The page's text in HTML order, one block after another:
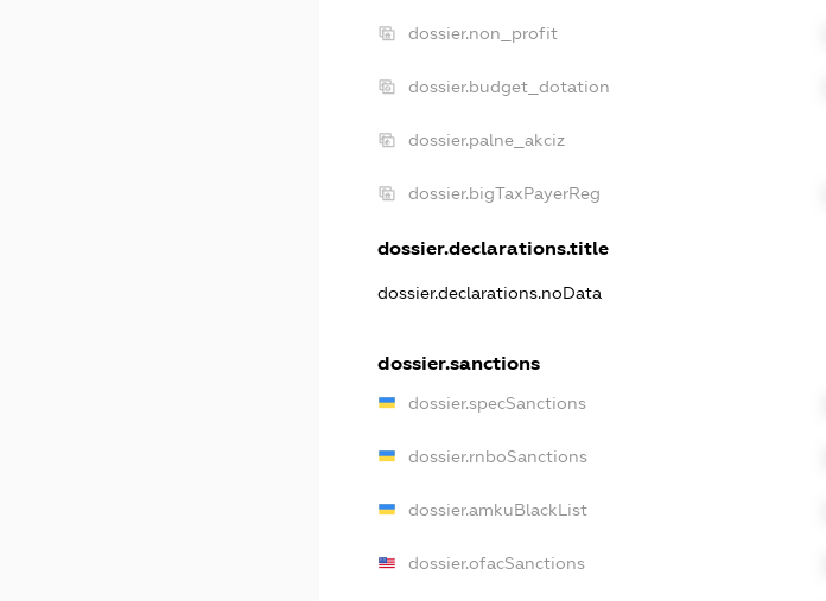
dossier.non_profit
dossier.budget_dotation
dossier.palne_akciz
dossier.bigTaxPayerReg
dossier.declarations.title
dossier.declarations.noData
dossier.sanctions
dossier.specSanctions
dossier.rnboSanctions
dossier.amkuBlackList
dossier.ofacSanctions